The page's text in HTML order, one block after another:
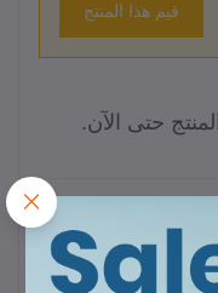
قيم هذا المنتج
حتى الآن.